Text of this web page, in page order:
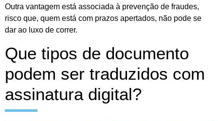
Outra vantagem está associada à prevenção de fraudes,
risco que, quem está com prazos apertados, não pode se
dar ao luxo de correr.
Que tipos de documento
podem ser traduzidos com
assinatura digital?